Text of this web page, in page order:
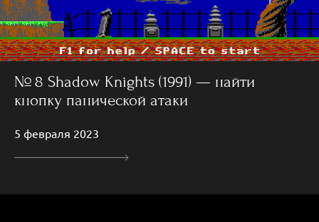
№ 8 Shadow Knights (1991) — найти
кнопку панической атаки
5 февраля 2023